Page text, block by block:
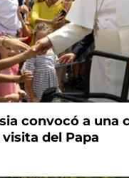
convocó a una
del Papa